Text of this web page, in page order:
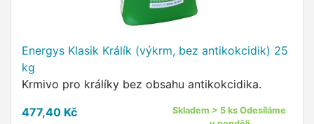
Energys Klasik Králík (výkrm, bez antikokcidik) 25
kg
Krmivo pro králíky bez obsahu antikokcidika.
477,40 Kč
Skladem > 5 ks Odesíláme